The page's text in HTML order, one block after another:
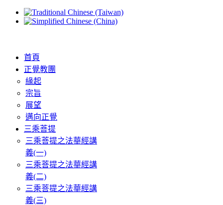
首頁
正覺教團
緣起
宗旨
展望
邁向正覺
三乘菩提
三乘菩提之法華經講
義(一)
三乘菩提之法華經講
義(二)
三乘菩提之法華經講
義(三)